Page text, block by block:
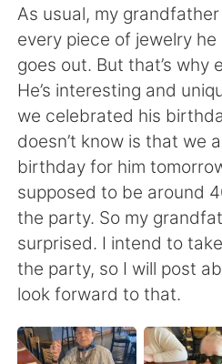
Português
As usual, my
every piece of jewelry
goes out. But that’s why
He’s interesting and
we celebrated his
doesn’t know is that we
birthday for him
supposed to be around
the party. So my
surprised. I intend to
the party, so I will post
look forward to that.